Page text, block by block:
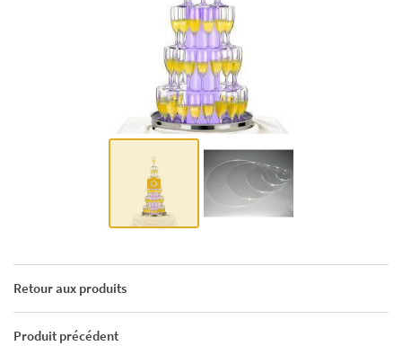
Retour aux produits
Produit précédent